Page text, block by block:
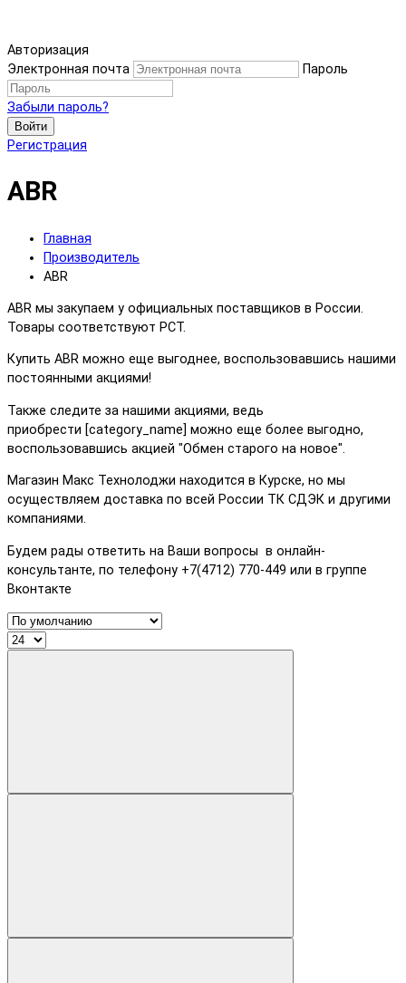
Авторизация
Электронная почта
Пароль
Забыли пароль?
Войти
Регистрация
ABR
Главная
Производитель
ABR
ABR мы закупаем у официальных поставщиков в России.
Товары соответствуют РСТ.
Купить ABR можно еще выгоднее, воспользовавшись нашими
постоянными акциями!
Также следите за нашими акциями, ведь
приобрести [category_name] можно еще более выгодно,
воспользовавшись акцией "Обмен старого на новое".
Магазин Макс Технолоджи находится в Курске, но мы
осуществляем доставка по всей России ТК СДЭК и другими
компаниями.
Будем рады ответить на Ваши вопросы в онлайн-
консультанте, по телефону +7(4712) 770-449 или в группе
Вконтакте